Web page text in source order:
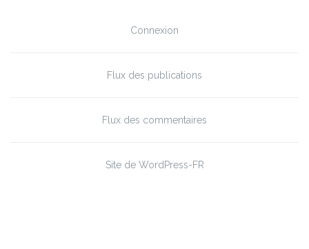
Connexion
Flux des publications
Flux des commentaires
Site de WordPress-FR